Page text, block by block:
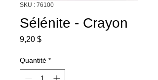
SKU : 76100
Sélénite - Crayon
9,20 $Prix
Quantité *